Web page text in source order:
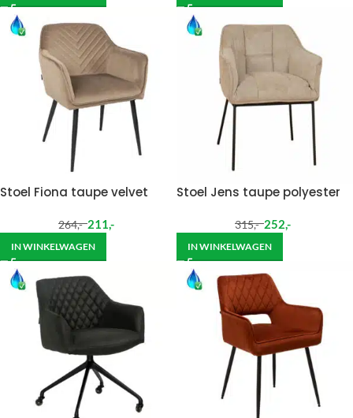
Stoel Fiona taupe velvet
264,- 211,-
IN WINKELWAGEN
Stoel Jens taupe polyester
315,- 252,-
IN WINKELWAGEN